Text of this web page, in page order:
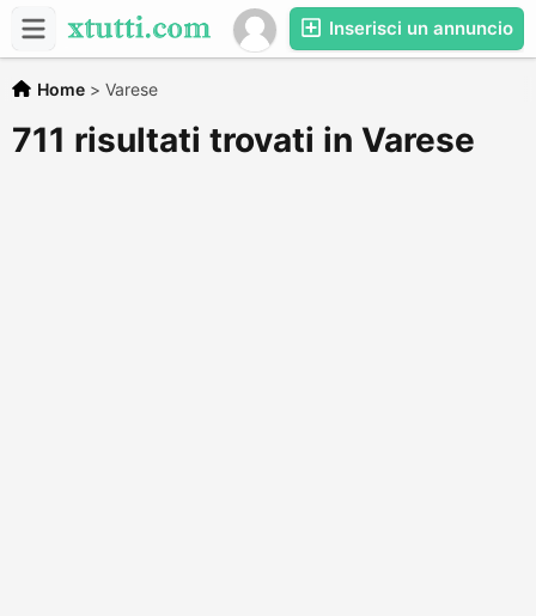
Inserisci un annuncio
Home > Varese
711 risultati trovati in Varese